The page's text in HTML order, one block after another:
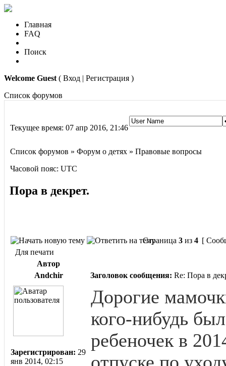
Главная
FAQ
Поиск
Welcome Guest ( Вход | Регистрация )
Список форумов
Текущее время: 07 апр 2016, 21:46
Список форумов » Форум о детях » Правовые вопросы
Часовой пояс: UTC
Пора в декрет.
Страница 3 из 4 [
Для печати
Автор
Andchir
Заголовок сообщения: Re: Пора в
Зарегистрирован: 29
янв 2014, 02:15
Дорогие
кого-нибудь
ребеночек в